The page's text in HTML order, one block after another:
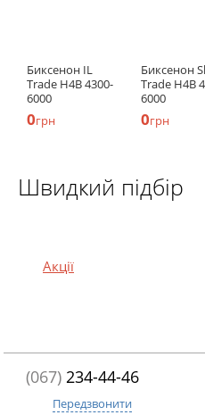
Биксенон IL
Trade H4B 4300-
6000
0грн
Биксенон
Trade H4B
6000
0грн
Швидкий підбір
Акції
(067) 234-44-46
Передзвонити